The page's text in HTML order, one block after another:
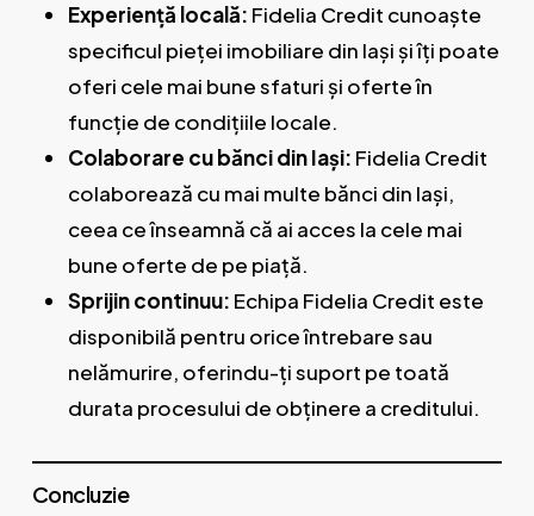
Experiență locală: Fidelia Credit cunoaște
specificul pieței imobiliare din Iași și îți poate
oferi cele mai bune sfaturi și oferte în
funcție de condițiile locale.
Colaborare cu bănci din Iași: Fidelia Credit
colaborează cu mai multe bănci din Iași,
ceea ce înseamnă că ai acces la cele mai
bune oferte de pe piață.
Sprijin continuu: Echipa Fidelia Credit este
disponibilă pentru orice întrebare sau
nelămurire, oferindu-ți suport pe toată
durata procesului de obținere a creditului.
Concluzie